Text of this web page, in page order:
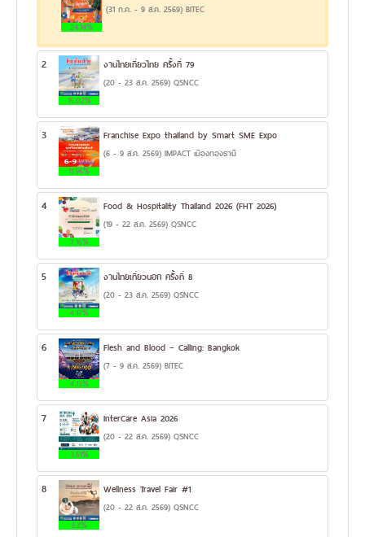
24.14%
(31 ก.ค. - 9 ส.ค. 2569) BITEC
2
15.02%
งานไทยเที่ยวไทย ครั้งที่ 79
(20 - 23 ส.ค. 2569) QSNCC
3
11.96%
Franchise Expo thailand by Smart SME Expo
(6 - 9 ส.ค. 2569) IMPACT เมืองทองธานี
4
7.16%
Food & Hospitality Thailand 2026 (FHT 2026)
(19 - 22 ส.ค. 2569) QSNCC
5
4.17%
งานไทยเที่ยวนอก ครั้งที่ 8
(20 - 23 ส.ค. 2569) QSNCC
6
4.13%
Flesh and Blood – Calling: Bangkok
(7 - 9 ส.ค. 2569) BITEC
7
3.51%
InterCare Asia 2026
(20 - 22 ส.ค. 2569) QSNCC
8
3.3%
Wellness Travel Fair #1
(20 - 22 ส.ค. 2569) QSNCC